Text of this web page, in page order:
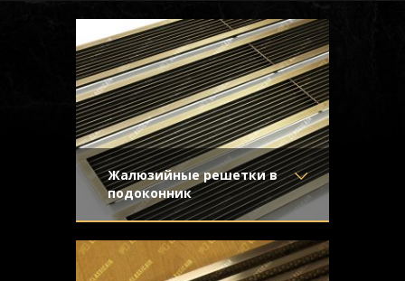
Жалюзийные решетки в
подоконник
Материал- Латунь
Отделка- Старение с
направленной риской
Узор
-
длинные подоконники. Простые формы
жалюзийной конструкции подчеркивают